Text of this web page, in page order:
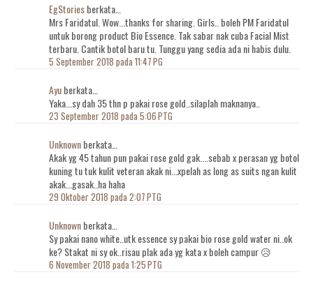
EgStoriesberkata…
Mrs Faridatul. Wow...thanks for sharing. Girls.. boleh PM Faridatul
untuk borong product Bio Essence. Tak sabar nak cuba Facial Mist
terbaru. Cantik botol baru tu. Tunggu yang sedia ada ni habis dulu.
5 September 2018 pada 11:47 PG
Ayuberkata…
Yaka...sy dah 35 thn p pakai rose gold..silaplah maknanya..
23 September 2018 pada 5:06 PTG
Unknownberkata…
Akak yg 45 tahun pun pakai rose gold gak....sebab x perasan yg botol
kuning tu tuk kulit veteran akak ni...xpelah as long as suits ngan kulit
akak...gasak..ha haha
29 Oktober 2018 pada 2:07 PTG
Unknownberkata…
Sy pakai nano white..utk essence sy pakai bio rose gold water ni..ok
ke? Stakat ni sy ok..risau plak ada yg kata x boleh campur 😥
6 November 2018 pada 1:25 PTG